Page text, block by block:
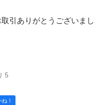
引ありがとうございまし
5
ね！